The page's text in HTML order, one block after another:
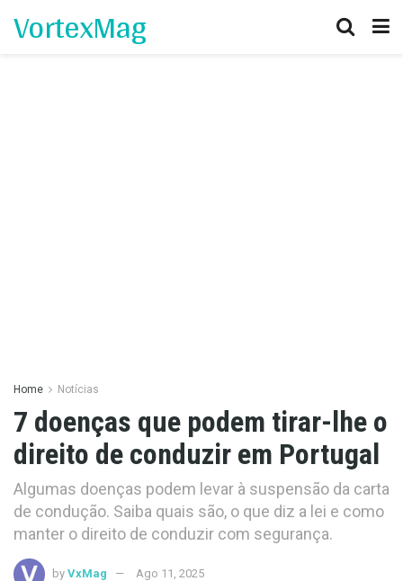
VortexMag
Home Notícias
7 doenças que podem tirar-lhe o
direito de conduzir em Portugal
Algumas doenças podem levar à suspensão da carta
de condução. Saiba quais são, o que diz a lei e como
manter o direito de conduzir com segurança.
by VxMag Ago 11, 2025